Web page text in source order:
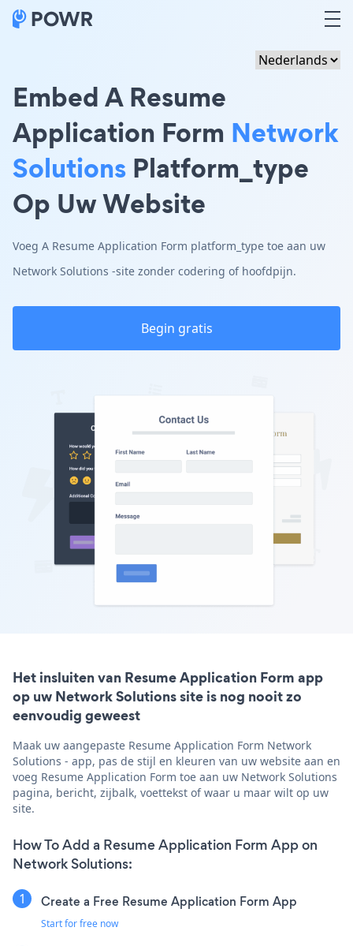
Embed A Resume
Application Form Network
Solutions Platform_type
Op Uw Website
Voeg A Resume Application Form platform_type toe aan uw
Network Solutions -site zonder codering of hoofdpijn.
Begin gratis
Het insluiten van Resume Application Form app
op uw Network Solutions site is nog nooit zo
eenvoudig geweest
Maak uw aangepaste Resume Application Form Network
Solutions - app, pas de stijl en kleuren van uw website aan en
voeg Resume Application Form toe aan uw Network Solutions
pagina, bericht, zijbalk, voettekst of waar u maar wilt op uw
site.
How To Add a Resume Application Form App on
Network Solutions:
Create a Free Resume Application Form App
Start for free now